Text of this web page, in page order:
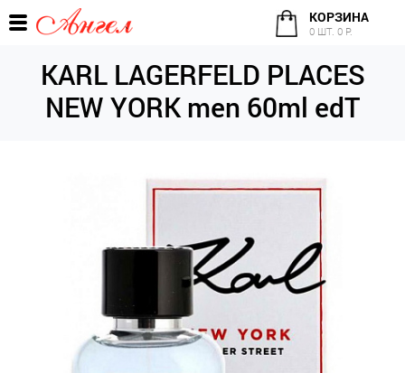
КОРЗИНА
0 ШТ. 0 Р.
KARL LAGERFELD PLACES
NEW YORK men 60ml edT